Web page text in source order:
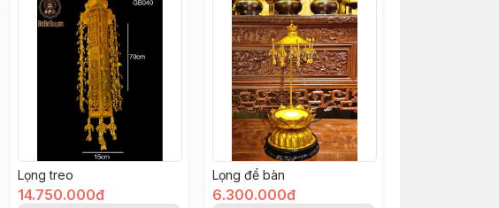
Lọng treo
14.750.000đ
Lọng để bàn
6.300.000đ